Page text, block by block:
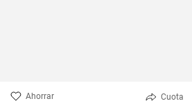
Ahorrar Cuota